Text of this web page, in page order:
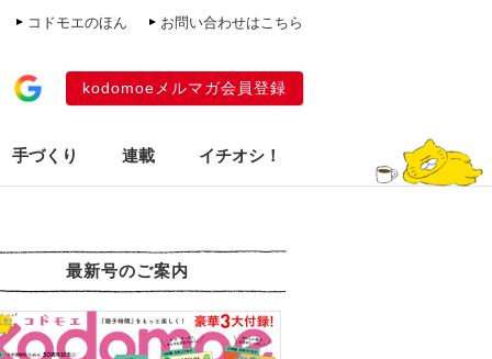
コドモエのほん お問い合わせはこちら
kodomoeメルマガ会員登録
手づくり 連載 イチオシ！
最新号のご案内